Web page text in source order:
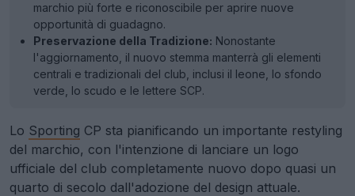
marchio più forte e riconoscibile per aprire nuove
opportunità di guadagno.
Preservazione della Tradizione: Nonostante
l'aggiornamento, il nuovo stemma manterrà gli elementi
centrali e tradizionali del club, inclusi il leone, lo sfondo
verde, lo scudo e le lettere SCP.
Lo Sporting CP sta pianificando un importante restyling
del marchio, con l'intenzione di lanciare un logo
ufficiale del club completamente nuovo dopo quasi un
quarto di secolo dall'adozione del design attuale.